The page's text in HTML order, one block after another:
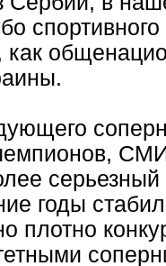
как
годы
плотно